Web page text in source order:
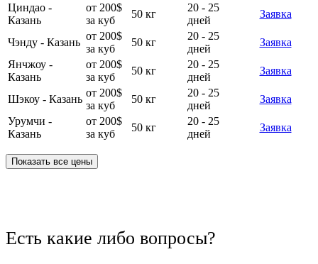
Циндао -
Казань
от 200$
за куб
50 кг
20 - 25
дней
Заявка
Чэнду - Казань
от 200$
за куб
50 кг
20 - 25
дней
Заявка
Янчжоу -
Казань
от 200$
за куб
50 кг
20 - 25
дней
Заявка
Шэкоу - Казань
от 200$
за куб
50 кг
20 - 25
дней
Заявка
Урумчи -
Казань
от 200$
за куб
50 кг
20 - 25
дней
Заявка
Показать все цены
Есть какие либо вопросы?